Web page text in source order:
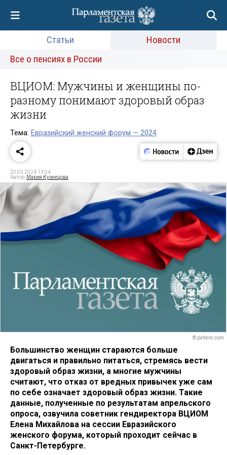
Статьи
Новости
Все о пенсиях в России
ВЦИОМ: Мужчины и женщины по-
разному понимают здоровый образ
жизни
Тема: Евразийский женский форум — 2024
20.09.2024 13:04
Автор: Мария Кузнецова
© pxhere.com
Большинство женщин стараются больше
двигаться и правильно питаться, стремясь вести
здоровый образ жизни, а многие мужчины
считают, что отказ от вредных привычек уже сам
по себе означает здоровый образ жизни. Такие
данные, полученные по результатам апрельского
опроса, озвучила советник гендиректора ВЦИОМ
Елена Михайлова на сессии Евразийского
женского форума, который проходит сейчас в
Санкт-Петербурге.